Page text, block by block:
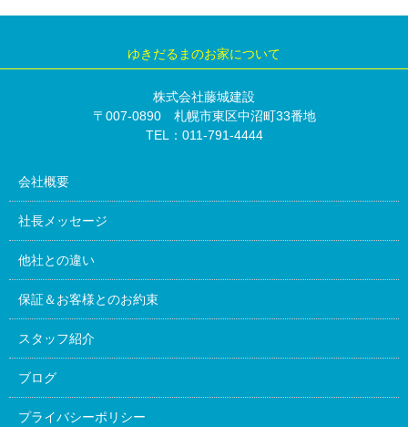
ゆきだるまのお家について
株式会社藤城建設
〒007-0890 札幌市東区中沼町33番地
TEL：011-791-4444
会社概要
社長メッセージ
他社との違い
保証＆お客様とのお約束
スタッフ紹介
ブログ
プライバシーポリシー